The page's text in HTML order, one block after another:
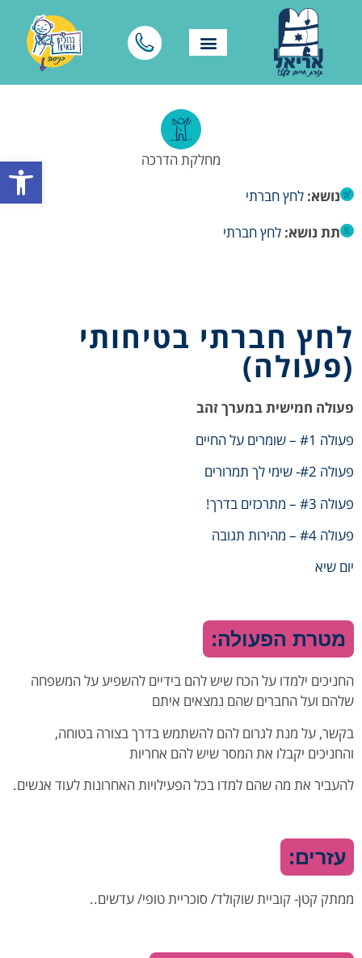
פתח
מחלקת הדרכה
נושא: לחץ חברתי
תת נושא: לחץ חברתי
לחץ חברתי בטיחותי
(פעולה)
פעולה חמישית במערך זהב
פעולה #1 – שומרים על החיים
פעולה #2- שימי לך תמרורים
פעולה #3 – מתרכזים בדרך!
פעולה #4 – מהירות תגובה
יום שיא
מטרת הפעולה:
החניכים ילמדו על הכח שיש להם בידיים להשפיע על המשפחה
שלהם ועל החברים שהם נמצאים איתם
בקשר, על מנת לגרום להם להשתמש בדרך בצורה בטוחה,
והחניכים יקבלו את המסר שיש להם אחריות
להעביר את מה שהם למדו בכל הפעילויות האחרונות לעוד אנשים.
עזרים:
ממתק קטן- קוביית שוקולד/ סוכריית טופי/ עדשים..